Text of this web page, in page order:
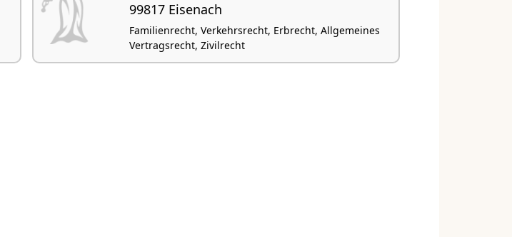
99817 Eisenach
Familienrecht, Verkehrsrecht, Erbrecht, Allgemeines
Vertragsrecht, Zivilrecht